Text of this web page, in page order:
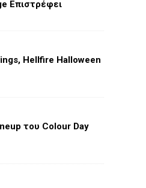
Επιστρέφει
Hellfire Halloween
του Colour Day